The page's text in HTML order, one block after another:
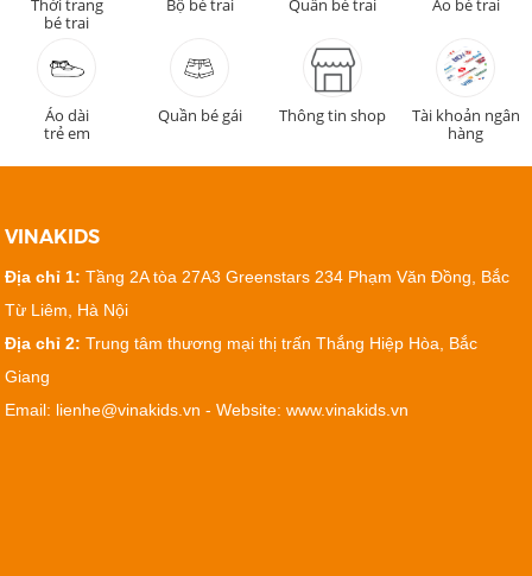
Thời trang
bé trai
Bộ bé trai Quần bé trai Áo bé trai
Áo dài
trẻ em
Quần bé gái Thông tin shop
Tài khoản ngân
hàng
VINAKIDS
Địa chỉ 1: Tầng 2A tòa 27A3 Greenstars 234 Phạm Văn Đồng, Bắc
Từ Liêm, Hà Nội
Địa chỉ 2: Trung tâm thương mại thị trấn Thắng Hiệp Hòa, Bắc
Giang
Email: lienhe@vinakids.vn - Website: www.vinakids.vn